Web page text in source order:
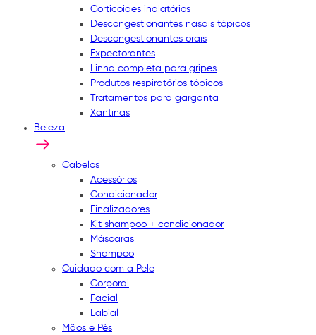
Corticoides inalatórios
Descongestionantes nasais tópicos
Descongestionantes orais
Expectorantes
Linha completa para gripes
Produtos respiratórios tópicos
Tratamentos para garganta
Xantinas
Beleza
Cabelos
Acessórios
Condicionador
Finalizadores
Kit shampoo + condicionador
Máscaras
Shampoo
Cuidado com a Pele
Corporal
Facial
Labial
Mãos e Pés